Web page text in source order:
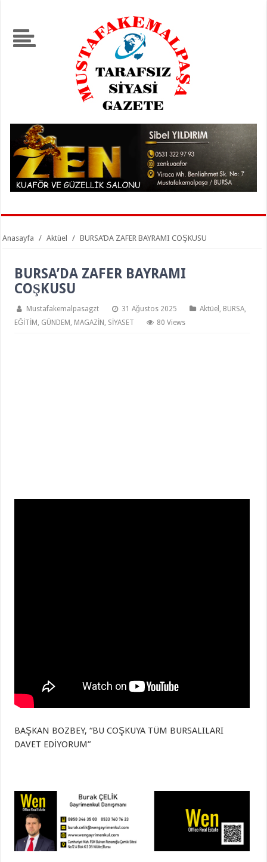
Anasayfa / Aktüel / BURSA’DA ZAFER BAYRAMI COŞKUSU
BURSA’DA ZAFER BAYRAMI
COŞKUSU
Mustafakemalpasagzt 31 Ağustos 2025 Aktüel BURSA,
EĞİTİM GÜNDEM MAGAZİN SİYASET 80 Views
BAŞKAN BOZBEY, “BU COŞKUYA TÜM BURSALILARI
DAVET EDİYORUM”